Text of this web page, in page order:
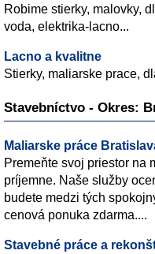
Robime stierky, malovky,
voda, elektrika-lacno...
Lacno a kvalitne
Stierky, maliarske prace,
Stavebníctvo - Okres:
Maliarske práce
Premeňte svoj priestor na
príjemne. Naše služby
budete medzi tých
cenová ponuka zdarma....
Stavebné práce a